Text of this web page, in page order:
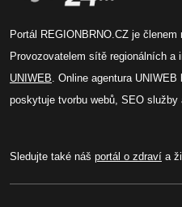
Portál REGIONBRNO.CZ je
Provozovatelem sítě regionálních a
UNIWEB. Online agentura
poskytuje tvorbu webů, SEO služby
Sledujte také náš portál o zdraví a